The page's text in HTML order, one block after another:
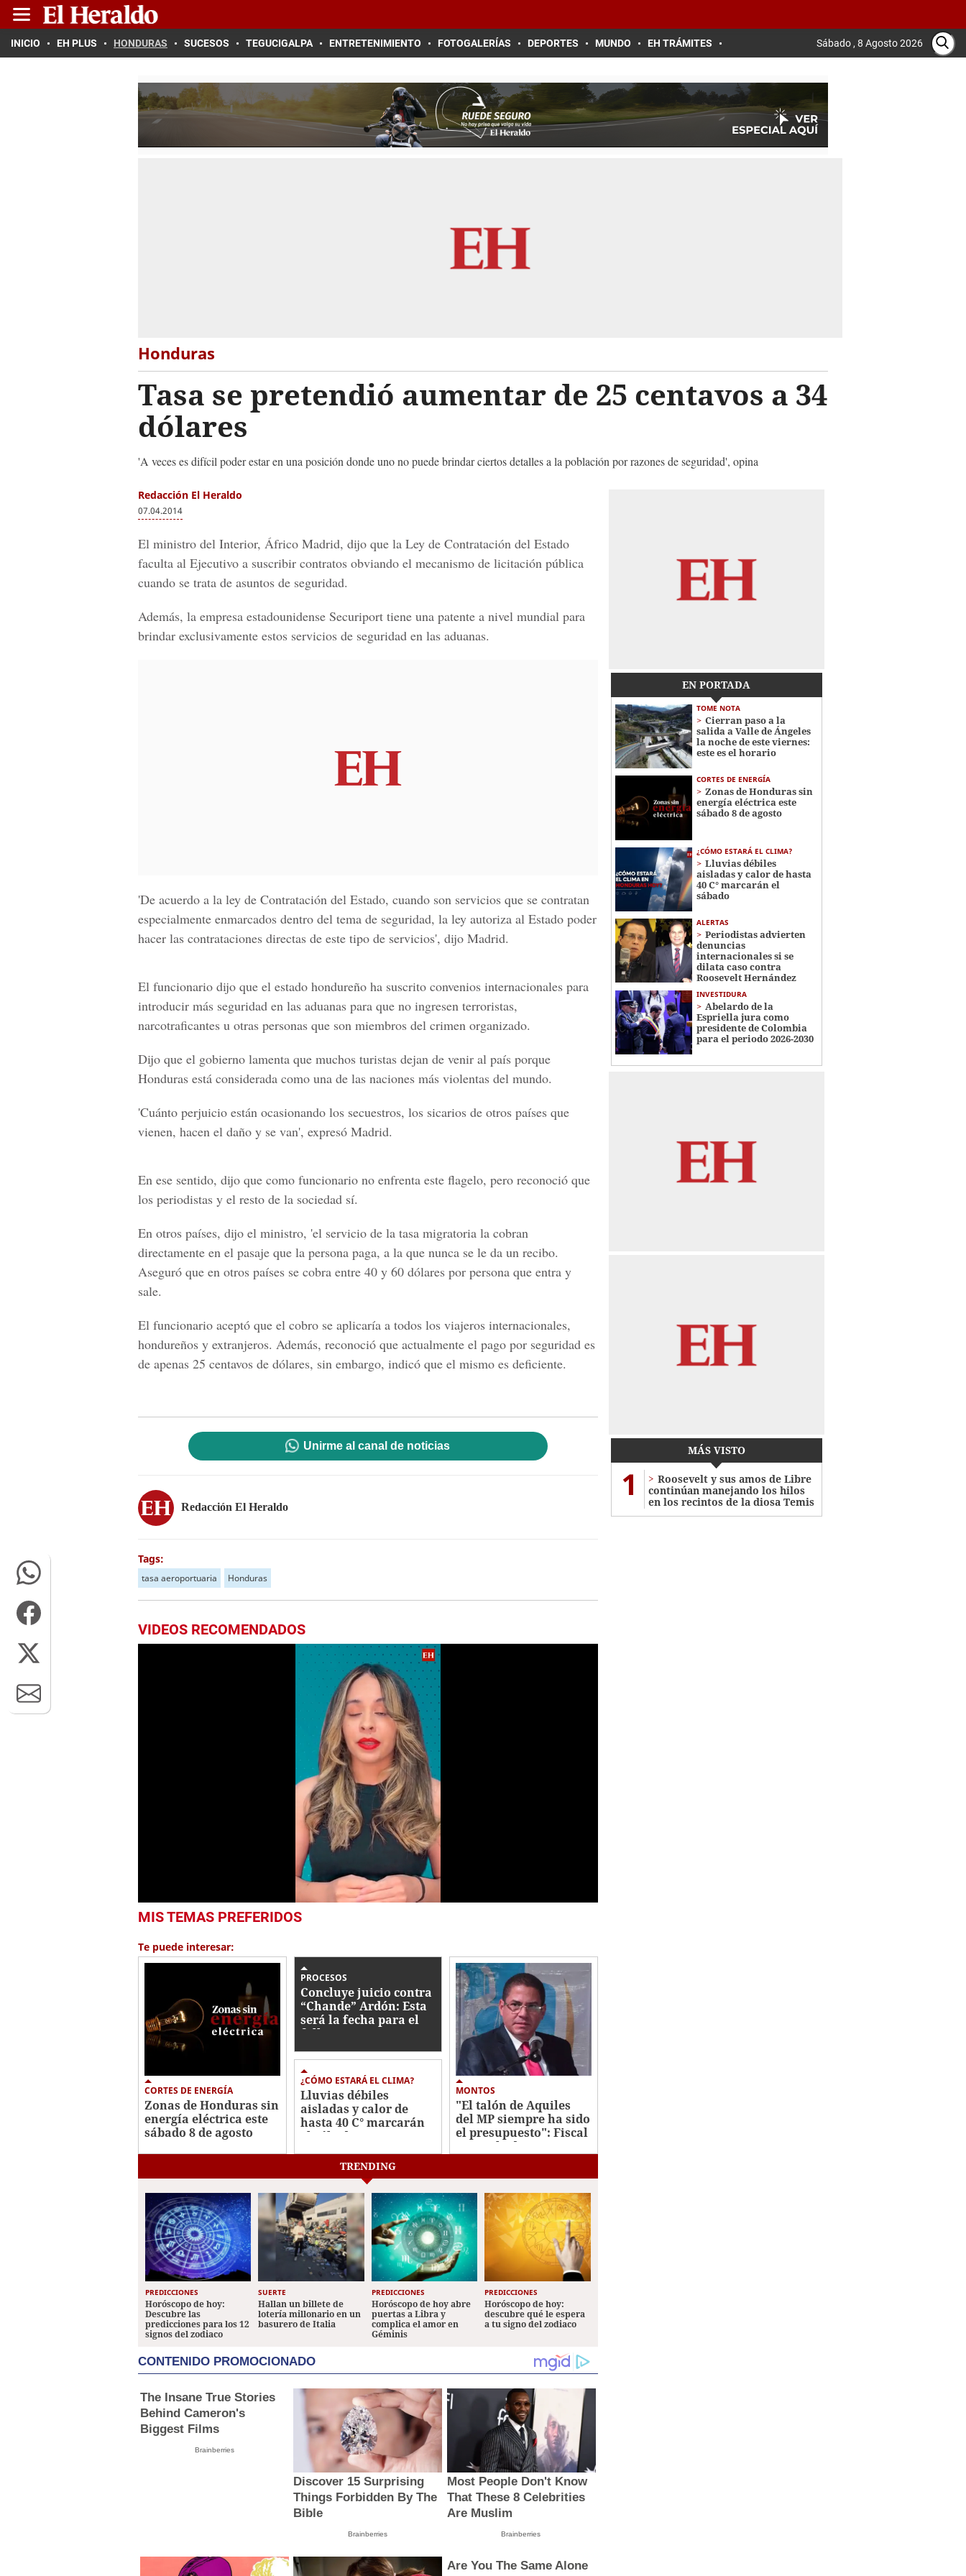
INICIO EH PLUS HONDURAS SUCESOS TEGUCIGALPA ENTRETENIMIENTO FOTOGALERÍAS DEPORTES MUNDO EH TRÁMITES Sábado , 8 Agosto 2026
Honduras
Tasa se pretendió aumentar de 25 centavos a 34
dólares
'A veces es difícil poder estar en una posición donde uno no puede brindar ciertos detalles a la población por razones de seguridad', opina
Redacción El Heraldo
07.04.2014
El ministro del Interior, Áfrico Madrid, dijo que la Ley de Contratación del Estado
faculta al Ejecutivo a suscribir contratos obviando el mecanismo de licitación pública
cuando se trata de asuntos de seguridad.
Además, la empresa estadounidense Securiport tiene una patente a nivel mundial para
brindar exclusivamente estos servicios de seguridad en las aduanas.
'De acuerdo a la ley de Contratación del Estado, cuando son servicios que se contratan
especialmente enmarcados dentro del tema de seguridad, la ley autoriza al Estado poder
hacer las contrataciones directas de este tipo de servicios', dijo Madrid.
El funcionario dijo que el estado hondureño ha suscrito convenios internacionales para
introducir más seguridad en las aduanas para que no ingresen terroristas,
narcotraficantes u otras personas que son miembros del crimen organizado.
Dijo que el gobierno lamenta que muchos turistas dejan de venir al país porque
Honduras está considerada como una de las naciones más violentas del mundo.
'Cuánto perjuicio están ocasionando los secuestros, los sicarios de otros países que
vienen, hacen el daño y se van', expresó Madrid.
En ese sentido, dijo que como funcionario no enfrenta este flagelo, pero reconoció que
los periodistas y el resto de la sociedad sí.
En otros países, dijo el ministro, 'el servicio de la tasa migratoria la cobran
directamente en el pasaje que la persona paga, a la que nunca se le da un recibo.
Aseguró que en otros países se cobra entre 40 y 60 dólares por persona que entra y
sale.
El funcionario aceptó que el cobro se aplicaría a todos los viajeros internacionales,
hondureños y extranjeros. Además, reconoció que actualmente el pago por seguridad es
de apenas 25 centavos de dólares, sin embargo, indicó que el mismo es deficiente.
Unirme al canal de noticias
Redacción El Heraldo
Tags:
tasa aeroportuaria Honduras
VIDEOS RECOMENDADOS
seconds
1
minute,
44
MIS TEMAS PREFERIDOS
Te puede interesar:
CORTES DE ENERGÍA
Zonas de Honduras sin
energía eléctrica este
sábado 8 de agosto
PROCESOS
Concluye juicio contra
“Chande” Ardón: Esta
será la fecha para el
fallo
¿CÓMO ESTARÁ EL CLIMA?
Lluvias débiles
aisladas y calor de
hasta 40 C° marcarán
el sábado
MONTOS
"El talón de Aquiles
del MP siempre ha sido
el presupuesto": Fiscal
general adjunto
EN PORTADA
TOME NOTA
Cierran paso a la
salida a Valle de Ángeles
la noche de este viernes:
este es el horario
CORTES DE ENERGÍA
Zonas de Honduras sin
energía eléctrica este
sábado 8 de agosto
¿CÓMO ESTARÁ EL CLIMA?
Lluvias débiles
aisladas y calor de hasta
40 C° marcarán el
sábado
ALERTAS
Periodistas advierten
denuncias
internacionales si se
dilata caso contra
Roosevelt Hernández
INVESTIDURA
Abelardo de la
Espriella jura como
presidente de Colombia
para el periodo 2026-2030
MÁS VISTO
1
Roosevelt y sus amos de Libre
continúan manejando los hilos
en los recintos de la diosa Temis
TRENDING
PREDICCIONES
Horóscopo de hoy:
Descubre las
predicciones para los 12
signos del zodiaco
SUERTE
Hallan un billete de
lotería millonario en un
basurero de Italia
PREDICCIONES
Horóscopo de hoy abre
puertas a Libra y
complica el amor en
Géminis
PREDICCIONES
Horóscopo de hoy:
descubre qué le espera
a tu signo del zodiaco
CONTENIDO PROMOCIONADO
The Insane True Stories
Behind Cameron's
Biggest Films
Brainberries
Discover 15 Surprising
Things Forbidden By The
Bible
Brainberries
Most People Don't Know
That These 8 Celebrities
Are Muslim
Brainberries
Are You The Same Alone